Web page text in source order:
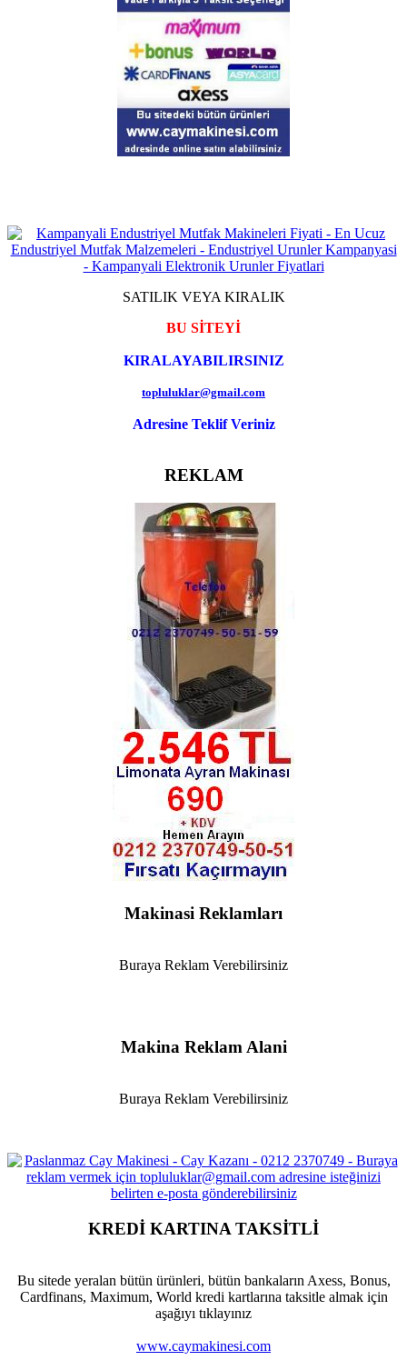
SATILIK VEYA KIRALIK
BU SİTEYİ
KIRALAYABILIRSINIZ
topluluklar@gmail.com
Adresine Teklif Veriniz
REKLAM
Makinasi Reklamları
Buraya Reklam Verebilirsiniz
Makina Reklam Alani
Buraya Reklam Verebilirsiniz
KREDİ KARTINA TAKSİTLİ
Bu sitede yeralan bütün ürünleri, bütün bankaların Axess, Bonus,
Cardfinans, Maximum, World kredi kartlarına taksitle almak için
aşağıyı tıklayınız
www.caymakinesi.com